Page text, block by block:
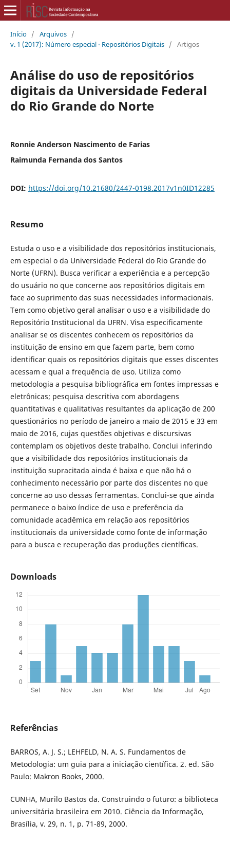
Início / Arquivos /
v. 1 (2017): Número especial - Repositórios Digitais / Artigos
Análise do uso de repositórios
digitais da Universidade Federal
do Rio Grande do Norte
Ronnie Anderson Nascimento de Farias
Raimunda Fernanda dos Santos
DOI: https://doi.org/10.21680/2447-0198.2017v1n0ID12285
Resumo
Estuda o uso e a visibilidade dos repositórios institucionais,
em especial o da Universidade Federal do Rio Grande do
Norte (UFRN). Busca verificar a experiência e a percepção
do usuário no que concerne aos repositórios digitais em
face ao suprimento das suas necessidades informacionais.
Tem como objetivo geral analisar o uso e a visibilidade do
Repositório Institucional da UFRN. Visa especificamente
analisar se os discentes conhecem os repositórios da
instituição de ensino em que fazem parte, bem como
identificar quais os repositórios digitais que esses discentes
acessam e qual a frequência de uso. Utiliza como
metodologia a pesquisa bibliográfica em fontes impressas e
eletrônicas; pesquisa descritiva com abordagens
quantitativas e qualitativas resultantes da aplicação de 200
questionários no período de janeiro a maio de 2015 e 33 em
maio de 2016, cujas questões objetivas e discursivas
contemplam os objetivos deste trabalho. Conclui inferindo
que a visibilidade dos repositórios institucionais da
instituição supracitada ainda é baixa e que não há o
conhecimento necessário por parte dos discentes no que
concerne ao uso dessas ferramentas. Conclui-se que ainda
permanece o baixo índice de uso e preferência da
comunidade acadêmica em relação aos repositórios
institucionais da universidade como fonte de informação
para a busca e recuperação das produções científicas.
Downloads
Referências
BARROS, A. J. S.; LEHFELD, N. A. S. Fundamentos de
Metodologia: um guia para a iniciação científica. 2. ed. São
Paulo: Makron Books, 2000.
CUNHA, Murilo Bastos da. Construindo o futuro: a biblioteca
universitária brasileira em 2010. Ciência da Informação,
Brasília, v. 29, n. 1, p. 71-89, 2000.